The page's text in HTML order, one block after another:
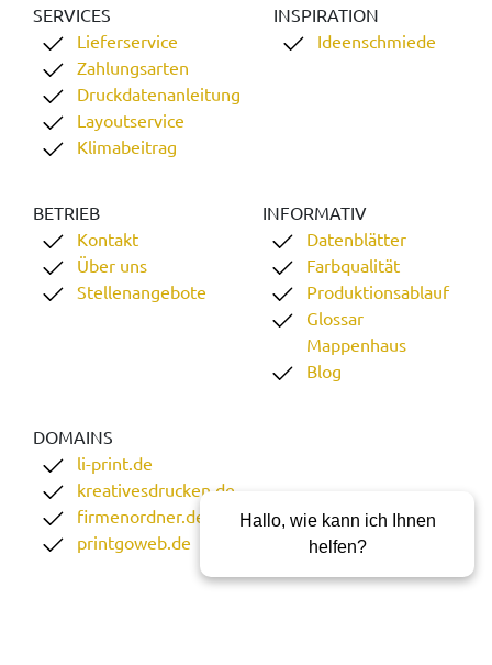
SERVICES
Lieferservice
Zahlungsarten
Druckdatenanleitung
Layoutservice
Klimabeitrag
INSPIRATION
Ideenschmiede
BETRIEB
Kontakt
Über uns
Stellenangebote
INFORMATIV
Datenblätter
Farbqualität
Produktionsablauf
Glossar
Mappenhaus
Blog
DOMAINS
li-print.de
kreativesdrucken.de
firmenordner.de
printgoweb.de
Hallo, wie kann ich Ihnen
helfen?